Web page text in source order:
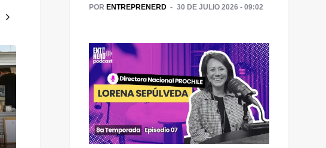
"En Escondida | BHP
vemos la tecnología
como un aliado de las
personas", Pedro
Hidalgo
Opinión| Vacaciones de
invierno, ¿seguras?
POR ENTREPRENERD 30 DE JULIO 2026 - 09:02